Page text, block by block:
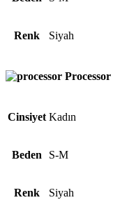
Renk Siyah
Processor
Cinsiyet Kadın
Beden S-M
Renk Siyah